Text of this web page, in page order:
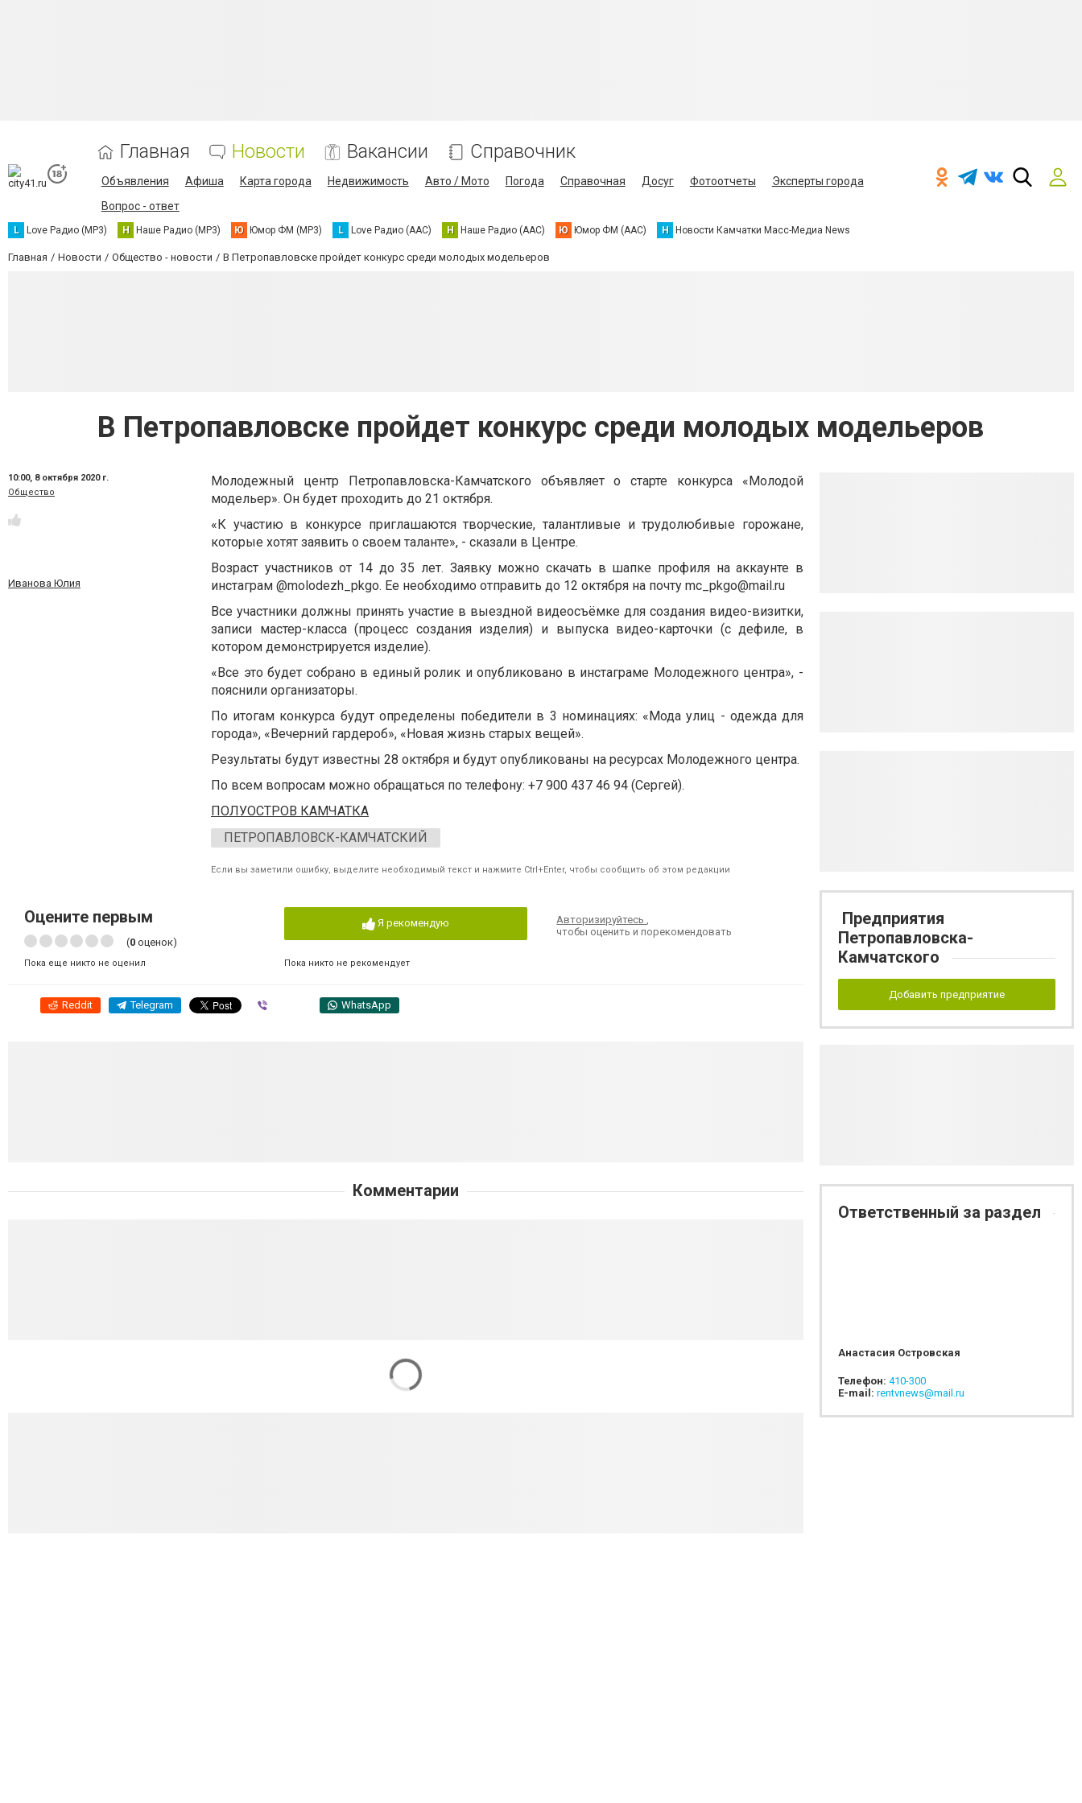
Главная Новости Вакансии Справочник
Объявления Афиша Карта города Недвижимость Авто / Мото Погода Справочная Досуг Фотоотчеты
Эксперты города
Вопрос - ответ
L Love Радио (MP3) Н Наше Радио (MP3) Ю Юмор ФМ (MP3) L Love Радио (AAC) Н Наше Радио (AAC) Ю Юмор ФМ (AAC) Н Новости Камчатки Масс-Медиа News
Главная Новости Общество - новости В Петропавловске пройдет конкурс среди молодых модельеров
В Петропавловске пройдет конкурс среди молодых модельеров
10:00, 8 октября 2020 г.
Общество
Иванова Юлия
Молодежный центр Петропавловска-Камчатского объявляет о старте конкурса «Молодой
модельер». Он будет проходить до 21 октября.
«К участию в конкурсе приглашаются творческие, талантливые и трудолюбивые горожане,
которые хотят заявить о своем таланте», - сказали в Центре.
Возраст участников от 14 до 35 лет. Заявку можно скачать в шапке профиля на аккаунте в
инстаграм @molodezh_pkgo. Ее необходимо отправить до 12 октября на почту mc_pkgo@mail.ru
Все участники должны принять участие в выездной видеосъёмке для создания видео-визитки,
записи мастер-класса (процесс создания изделия) и выпуска видео-карточки (с дефиле, в
котором демонстрируется изделие).
«Все это будет собрано в единый ролик и опубликовано в инстаграме Молодежного центра», -
пояснили организаторы.
По итогам конкурса будут определены победители в 3 номинациях: «Мода улиц - одежда для
города», «Вечерний гардероб», «Новая жизнь старых вещей».
Результаты будут известны 28 октября и будут опубликованы на ресурсах Молодежного центра.
По всем вопросам можно обращаться по телефону: +7 900 437 46 94 (Сергей).
ПОЛУОСТРОВ КАМЧАТКА
ПЕТРОПАВЛОВСК-КАМЧАТСКИЙ
Если вы заметили ошибку, выделите необходимый текст и нажмите Ctrl+Enter, чтобы сообщить об этом редакции
Оцените первым
(0 оценок)
Пока еще никто не оценил
Я рекомендую
Пока никто не рекомендует
Авторизируйтесь,
чтобы оценить и порекомендовать
Reddit Telegram WhatsApp
Комментарии
Предприятия
Петропавловска-
Камчатского
Добавить предприятие
Ответственный за раздел
Анастасия Островская
Телефон: 410-300
E-mail: rentvnews@mail.ru